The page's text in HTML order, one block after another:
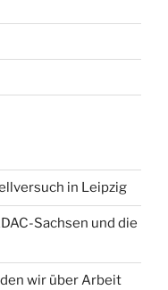
in Leipzig
Sachsen und die
wir über Arbeit